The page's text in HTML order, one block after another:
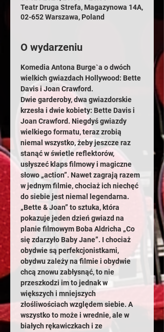
Teatr Druga Strefa, Magazynowa 14A,
02-652 Warszawa, Poland
O wydarzeniu
Komedia Antona Burge`a o dwóch
wielkich gwiazdach Hollywood: Bette
Davis i Joan Crawford.
Dwie garderoby, dwa gwiazdorskie
krzesła i dwie kobiety: Bette Davis i
Joan Crawford. Niegdyś gwiazdy
wielkiego formatu, teraz zrobią
niemal wszystko, żeby jeszcze raz
stanąć w świetle reflektorów,
usłyszeć klaps filmowy i magiczne
słowo „action”. Nawet zagrają razem
w jednym filmie, chociaż ich niechęć
do siebie jest niemal legendarna.
„Bette & Joan” to sztuka, która
pokazuje jeden dzień gwiazd na
planie filmowym Boba Aldricha „Co
się zdarzyło Baby Jane”. I chociaż
obydwie są perfekcjonistkami,
obydwu zależy na filmie i obydwie
chcą znowu zabłysnąć, to nie
przeszkodzi im to jednak w
większych i mniejszych
złośliwościach względem siebie. A
wszystko to może i wrednie, ale w
białych rękawiczkach i ze